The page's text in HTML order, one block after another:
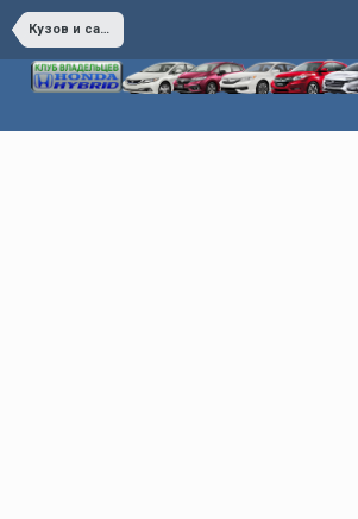
Кузов и салон